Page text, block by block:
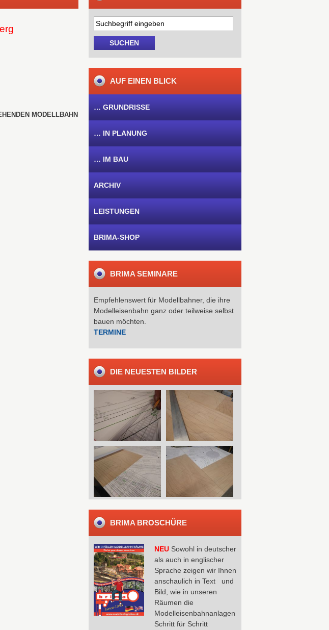
MODELLBAHN
AUF EINEN BLICK
… GRUNDRISSE
… IN PLANUNG
… IM BAU
ARCHIV
LEISTUNGEN
BRIMA-SHOP
BRIMA SEMINARE
Empfehlenswert für Modellbahner, die ihre
Modelleisenbahn ganz oder teilweise selbst
bauen möchten.
TERMINE
DIE NEUESTEN BILDER
BRIMA BROSCHÜRE
NEU Sowohl in deutscher
als auch in englischer
Sprache zeigen wir Ihnen
anschaulich in Text und
Bild, wie in unseren
Räumen die
Modelleisenbahnanlagen
Schritt für Schritt